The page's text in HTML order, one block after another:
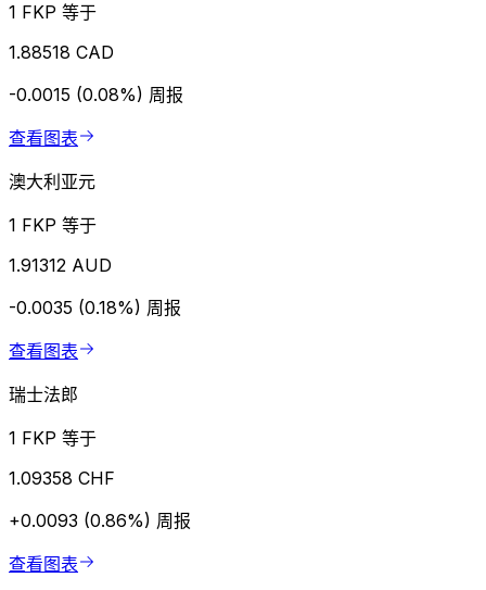
1 FKP 等于
1.88518 CAD
-0.0015 (0.08%) 周报
查看图表
澳大利亚元
1 FKP 等于
1.91312 AUD
-0.0035 (0.18%) 周报
查看图表
瑞士法郎
1 FKP 等于
1.09358 CHF
+0.0093 (0.86%) 周报
查看图表